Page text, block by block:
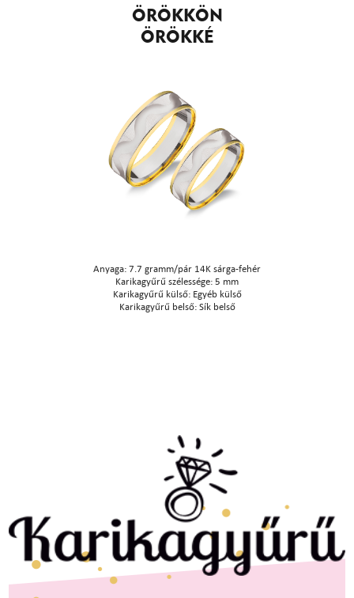
ÖRÖKKÖN
ÖRÖKKÉ
Anyaga: 7.7 gramm/pár 14K sárga-fehér
Karikagyűrű szélessége: 5 mm
Karikagyűrű külső: Egyéb külső
Karikagyűrű belső: Sík belső